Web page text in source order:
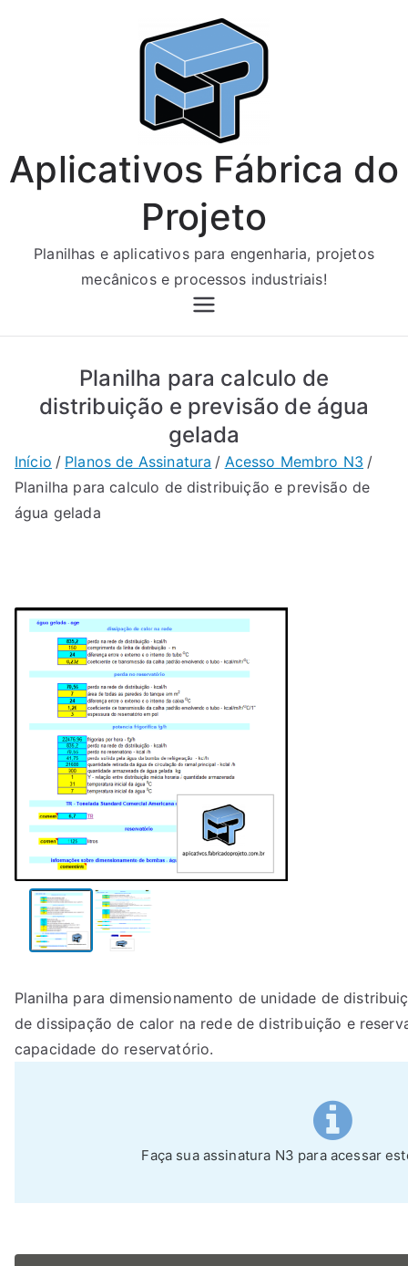
Aplicativos Fábrica do
Projeto
Planilhas e aplicativos para engenharia, projetos
mecânicos e processos industriais!
Planilha para calculo de
distribuição e previsão de água
gelada
Início Planos de Assinatura
Acesso Membro N3
Planilha para calculo de distribuição e previsão de
água gelada
Planilha para dimensionamento de unidade de
de dissipação de calor na rede de distribuição e
capacidade do reservatório.
Faça sua assinatura N3 para acessar